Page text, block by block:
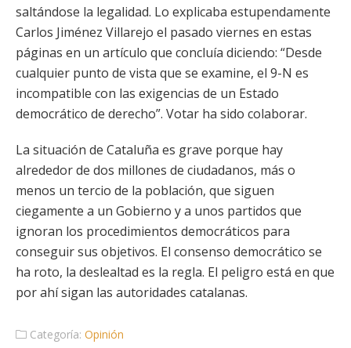
saltándose la legalidad. Lo explicaba estupendamente
Carlos Jiménez Villarejo el pasado viernes en estas
páginas en un artículo que concluía diciendo: “Desde
cualquier punto de vista que se examine, el 9-N es
incompatible con las exigencias de un Estado
democrático de derecho”. Votar ha sido colaborar.
La situación de Cataluña es grave porque hay
alrededor de dos millones de ciudadanos, más o
menos un tercio de la población, que siguen
ciegamente a un Gobierno y a unos partidos que
ignoran los procedimientos democráticos para
conseguir sus objetivos. El consenso democrático se
ha roto, la deslealtad es la regla. El peligro está en que
por ahí sigan las autoridades catalanas.
Categoría: Opinión